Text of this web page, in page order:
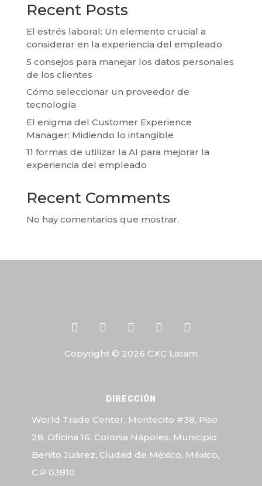
Recent Posts
El estrés laboral: Un elemento crucial a
considerar en la experiencia del empleado
5 consejos para manejar los datos personales
de los clientes
Cómo seleccionar un proveedor de
tecnología
El enigma del Customer Experience
Manager: Midiendo lo intangible
11 formas de utilizar la AI para mejorar la
experiencia del empleado
Recent Comments
No hay comentarios que mostrar.
Copyright © 2026 CXC Latam
DIRECCIÓN
World Trade Center, Montecito #38, Piso
28, Oficina 16, Colonia Nápoles, Municipio
Benito Juárez, Ciudad de México, México,
C.P 03810